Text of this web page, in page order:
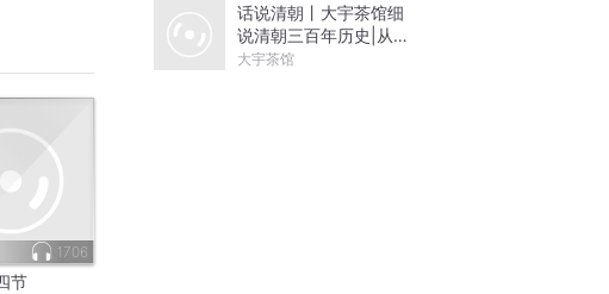
1706
节
话说清朝丨大宇茶馆细
说清朝三百年历史|从努
尔哈赤到末代皇帝溥仪|
大宇茶馆